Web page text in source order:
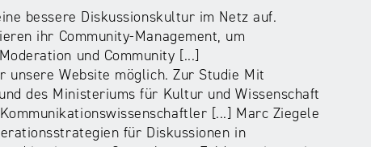
bessere Diskussionskultur im Netz auf.
ihr Community-Management, um
und Community [...]
Website möglich. Zur Studie Mit
des Ministeriums für Kultur und Wissenschaft
[...] Marc Ziegele
für Diskussionen in